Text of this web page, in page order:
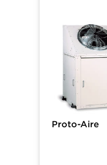
Proto-Aire